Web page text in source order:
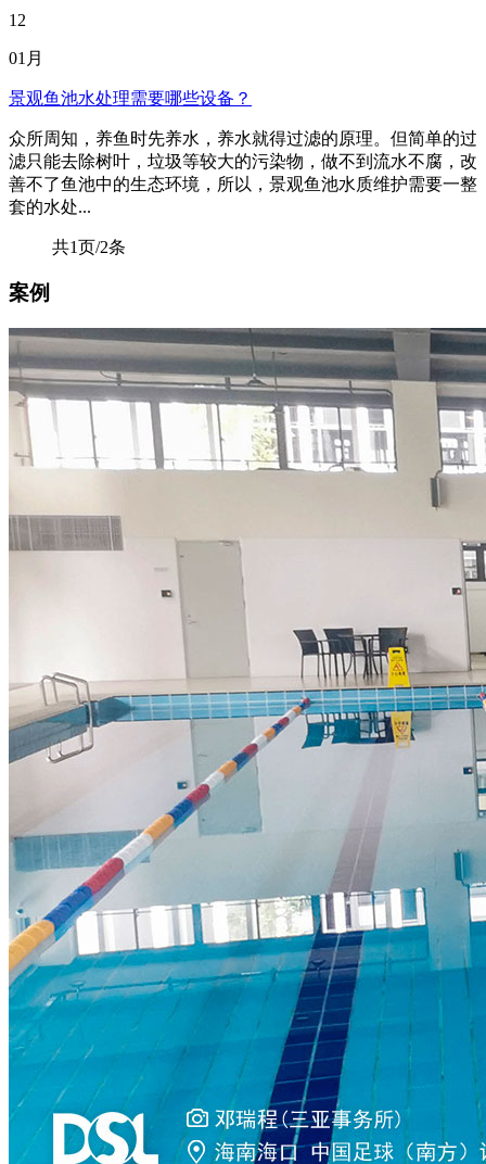
12
01月
景观鱼池水处理需要哪些设备？
众所周知，养鱼时先养水，养水就得过滤的原理。但简单的过
滤只能去除树叶，垃圾等较大的污染物，做不到流水不腐，改
善不了鱼池中的生态环境，所以，景观鱼池水质维护需要一整
套的水处...
共1页/2条
案例